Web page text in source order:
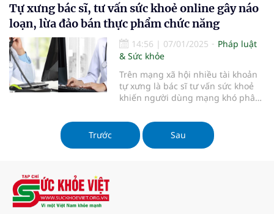
Tự xưng bác sĩ, tư vấn sức khoẻ online gây náo
loạn, lừa đảo bán thực phẩm chức năng
14:56 | 07/01/2025
Pháp luật
& Sức khỏe
Trên mạng xã hội nhiều tài khoản
tự xưng là bác sĩ tư vấn sức khoẻ
khiến người dùng mạng khó phân
kiểm chứng thông tin...
Trước
Sau